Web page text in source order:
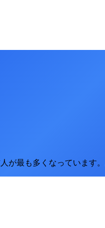
が最も多くなっています。